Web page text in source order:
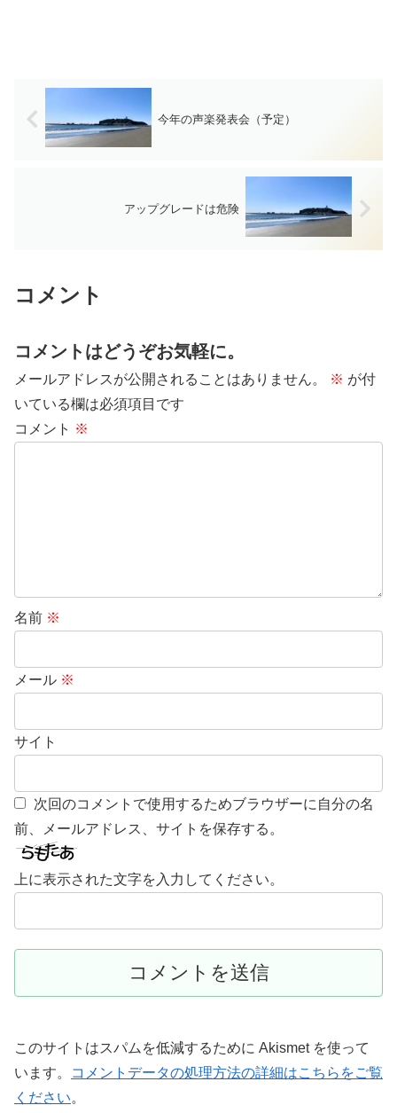
今年の声楽発表会（予定）
アップグレードは危険
コメント
コメントはどうぞお気軽に。
メールアドレスが公開されることはありません。 ※ が付
いている欄は必須項目です
コメント ※
名前 ※
メール ※
サイト
次回のコメントで使用するためブラウザーに自分の名
前、メールアドレス、サイトを保存する。
上に表示された文字を入力してください。
このサイトはスパムを低減するために Akismet を使って
います。
コメントデータの処理方法の詳細はこちらをご覧
ください。